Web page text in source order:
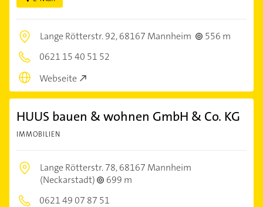
Lange Rötterstr. 92,68167 Mannheim
556 m
0621 15 40 51 52
Webseite
HUUS bauen & wohnen GmbH & Co. KG
IMMOBILIEN
Lange Rötterstr. 78,68167 Mannheim
(Neckarstadt)
699 m
0621 49 07 87 51